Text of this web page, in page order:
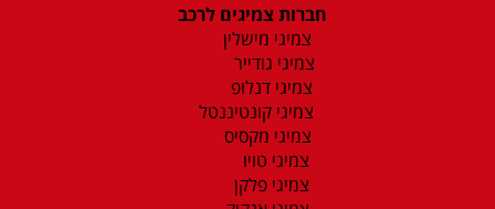
חברות צמיגים לרכב
צמיגי מישלין
צמיגי גודייר
צמיגי דנלופ
צמיגי קונטיננטל
צמיגי מקסיס
צמיגי טויו
צמיגי פלקן